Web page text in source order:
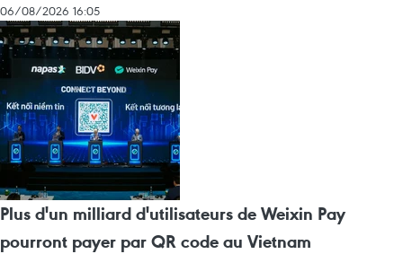
06/08/2026 16:05
Plus d'un milliard d'utilisateurs de Weixin Pay
pourront payer par QR code au Vietnam